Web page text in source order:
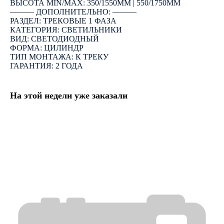
ВЫСОТА MIN/MAX: 350/1550ММ | 550/1750ММ
――― ДОПОЛНИТЕЛЬНО: ―――
РАЗДЕЛ: ТРЕКОВЫЕ 1 ФАЗА
КАТЕГОРИЯ: СВЕТИЛЬНИКИ
ВИД: СВЕТОДИОДНЫЙ
ФОРМА: ЦИЛИНДР
ТИП МОНТАЖА: К ТРЕКУ
ГАРАНТИЯ: 2 ГОДА
На этой недели уже заказали